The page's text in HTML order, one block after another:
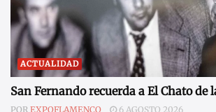
ACTUALIDAD
San Fernando recuerda a El Chato de
POR EXPOFLAMENCO 6 AGOSTO 2026